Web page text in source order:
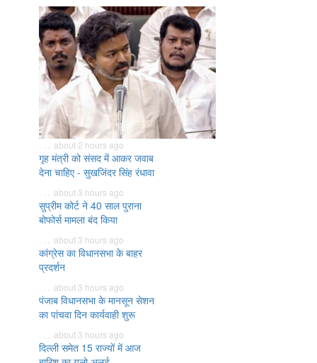
. . . about 2 hours ago
गृह मंत्री को संसद में आकर जवाब
देना चाहिए - सुखजिंदर सिंह रंधावा
. . . about 3 hours ago
सुप्रीम कोर्ट ने 40 साल पुराना
बोफोर्स मामला बंद किया
. . . about 3 hours ago
कांग्रेस का विधानसभा के बाहर
प्रदर्शन
. . . about 3 hours ago
पंजाब विधानसभा के मानसून सेशन
का पांचवा दिन कार्यवाही शुरू
. . . about 3 hours ago
दिल्ली समेत 15 राज्यों में आज